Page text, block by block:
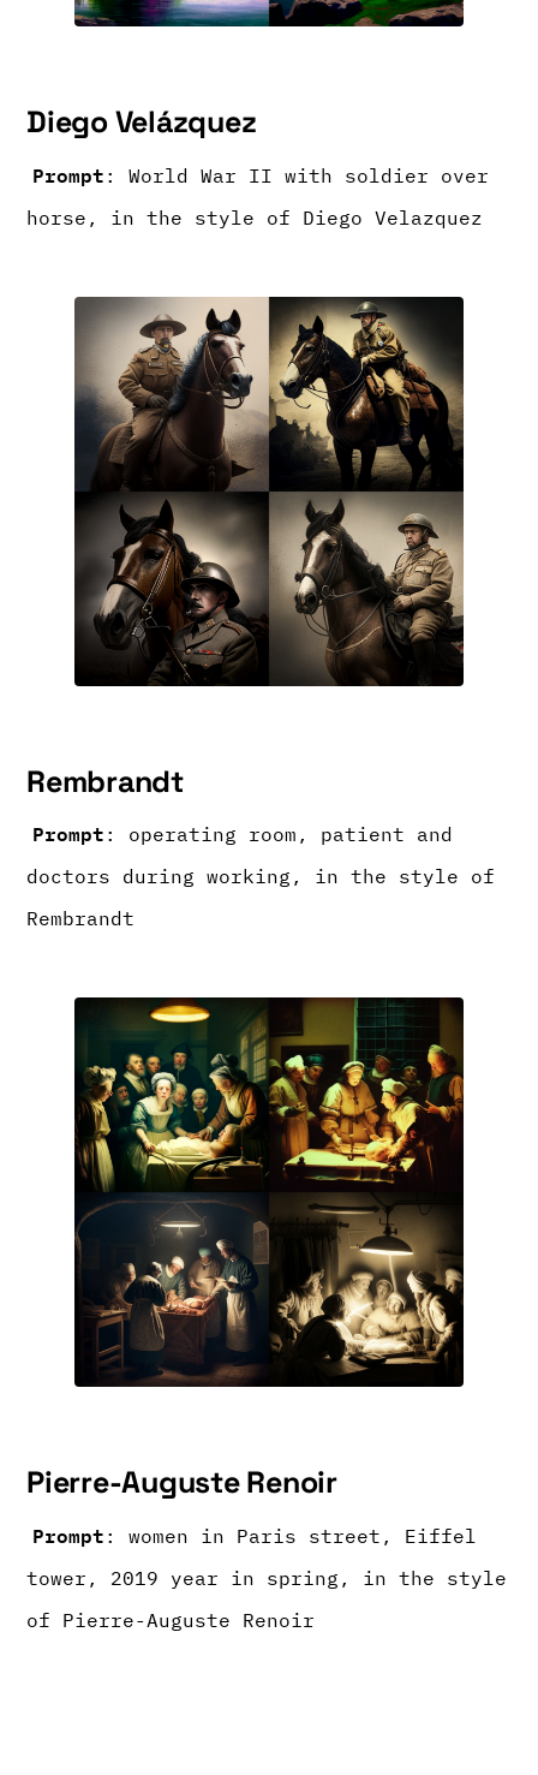
Diego Velázquez
Prompt: World War II with soldier over
horse, in the style of Diego Velazquez
Rembrandt
Prompt: operating room, patient and
doctors during working, in the style of
Rembrandt
Pierre-Auguste Renoir
Prompt: women in Paris street, Eiffel
tower, 2019 year in spring, in the style
of Pierre-Auguste Renoir